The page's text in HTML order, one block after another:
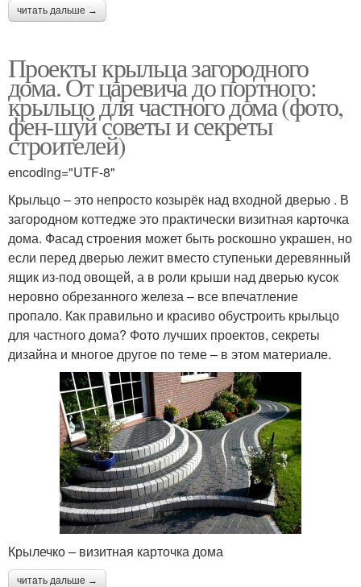
читать дальше →
Проекты крыльца загородного
дома. От царевича до портного:
крыльцо для частного дома (фото,
фен-шуй советы и секреты
строителей)
encoding="UTF-8"
Крыльцо – это непросто козырёк над входной дверью . В
загородном коттедже это практически визитная карточка
дома. Фасад строения может быть роскошно украшен, но
если перед дверью лежит вместо ступеньки деревянный
ящик из-под овощей, а в роли крыши над дверью кусок
неровно обрезанного железа – все впечатление
пропало. Как правильно и красиво обустроить крыльцо
для частного дома? Фото лучших проектов, секреты
дизайна и многое другое по теме – в этом материале.
Крылечко – визитная карточка дома
читать дальше →